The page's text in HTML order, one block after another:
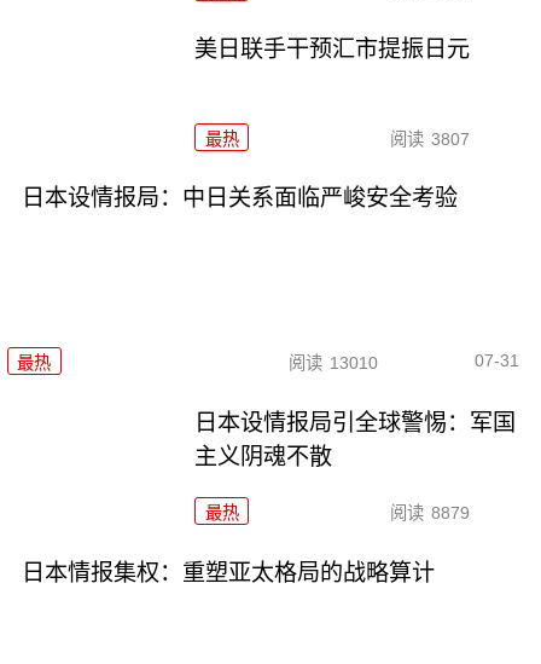
美日联手干预汇市提振日元
最热 阅读 3807
日本设情报局：中日关系面临严峻安全考验
最热 阅读 13010 07-31
日本设情报局引全球警惕：军国
主义阴魂不散
最热 阅读 8879
日本情报集权：重塑亚太格局的战略算计